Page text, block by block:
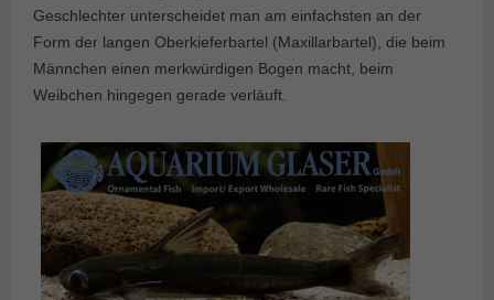
Geschlechter unterscheidet man am einfachsten an der
Form der langen Oberkieferbartel (Maxillarbartel), die beim
Männchen einen merkwürdigen Bogen macht, beim
Weibchen hingegen gerade verläuft.